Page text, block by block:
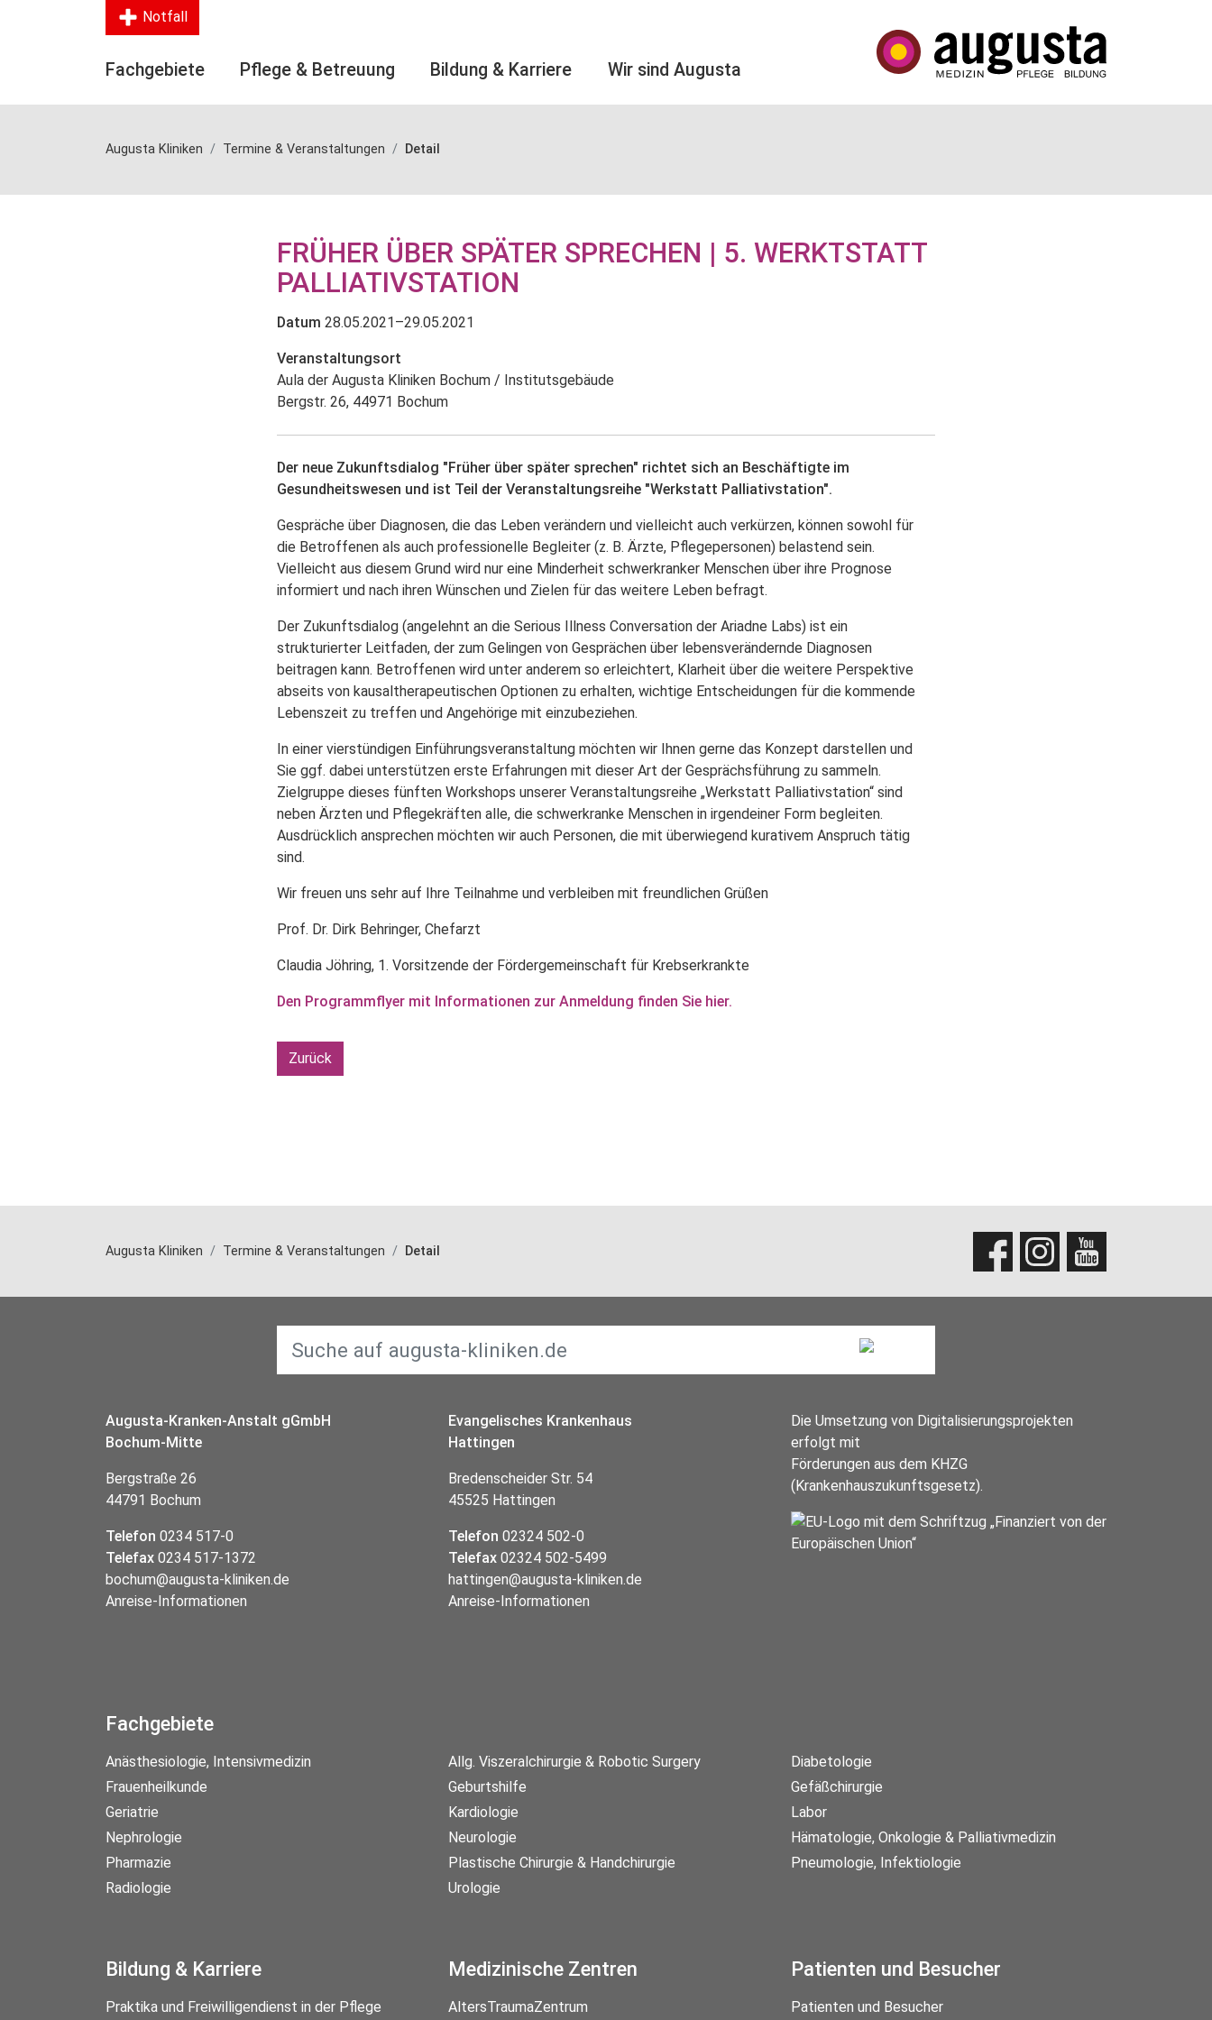
Notfall
Fachgebiete Pflege & Betreuung Bildung & Karriere Wir sind Augusta
Augusta Kliniken Termine & Veranstaltungen Detail
FRÜHER ÜBER SPÄTER SPRECHEN | 5. WERKTSTATT
PALLIATIVSTATION
Datum 28.05.2021–29.05.2021
Veranstaltungsort
Aula der Augusta Kliniken Bochum / Institutsgebäude
Bergstr. 26, 44971 Bochum
Der neue Zukunftsdialog "Früher über später sprechen" richtet sich an Beschäftigte im
Gesundheitswesen und ist Teil der Veranstaltungsreihe "Werkstatt Palliativstation".
Gespräche über Diagnosen, die das Leben verändern und vielleicht auch verkürzen, können sowohl für
die Betroffenen als auch professionelle Begleiter (z. B. Ärzte, Pflegepersonen) belastend sein.
Vielleicht aus diesem Grund wird nur eine Minderheit schwerkranker Menschen über ihre Prognose
informiert und nach ihren Wünschen und Zielen für das weitere Leben befragt.
Der Zukunftsdialog (angelehnt an die Serious Illness Conversation der Ariadne Labs) ist ein
strukturierter Leitfaden, der zum Gelingen von Gesprächen über lebensverändernde Diagnosen
beitragen kann. Betroffenen wird unter anderem so erleichtert, Klarheit über die weitere Perspektive
abseits von kausaltherapeutischen Optionen zu erhalten, wichtige Entscheidungen für die kommende
Lebenszeit zu treffen und Angehörige mit einzubeziehen.
In einer vierstündigen Einführungsveranstaltung möchten wir Ihnen gerne das Konzept darstellen und
Sie ggf. dabei unterstützen erste Erfahrungen mit dieser Art der Gesprächsführung zu sammeln.
Zielgruppe dieses fünften Workshops unserer Veranstaltungsreihe „Werkstatt Palliativstation“ sind
neben Ärzten und Pflegekräften alle, die schwerkranke Menschen in irgendeiner Form begleiten.
Ausdrücklich ansprechen möchten wir auch Personen, die mit überwiegend kurativem Anspruch tätig
sind.
Wir freuen uns sehr auf Ihre Teilnahme und verbleiben mit freundlichen Grüßen
Prof. Dr. Dirk Behringer, Chefarzt
Claudia Jöhring, 1. Vorsitzende der Fördergemeinschaft für Krebserkrankte
Den Programmflyer mit Informationen zur Anmeldung finden Sie hier.
Zurück
Augusta Kliniken Termine & Veranstaltungen Detail
Augusta-Kranken-Anstalt gGmbH
Bochum-Mitte
Bergstraße 26
44791 Bochum
Telefon 0234 517-0
Telefax 0234 517-1372
bochum@augusta-kliniken.de
Anreise-Informationen
Evangelisches Krankenhaus
Hattingen
Bredenscheider Str. 54
45525 Hattingen
Telefon 02324 502-0
Telefax02324 502-5499
hattingen@augusta-kliniken.de
Anreise-Informationen
Die Umsetzung von Digitalisierungsprojekten
erfolgt mit
Förderungen aus dem KHZG
(Krankenhauszukunftsgesetz).
Fachgebiete
Anästhesiologie, Intensivmedizin Allg. Viszeralchirurgie & Robotic Surgery
Diabetologie
Frauenheilkunde
Geburtshilfe
Gefäßchirurgie
Geriatrie
Kardiologie
Labor
Nephrologie
Neurologie
Hämatologie, Onkologie & Palliativmedizin
Pharmazie
Plastische Chirurgie & Handchirurgie
Pneumologie, Infektiologie
Radiologie
Urologie
Bildung & Karriere
Praktika und Freiwilligendienst in der Pflege
Medizinische Zentren
AltersTraumaZentrum
Patienten und Besucher
Patienten und Besucher